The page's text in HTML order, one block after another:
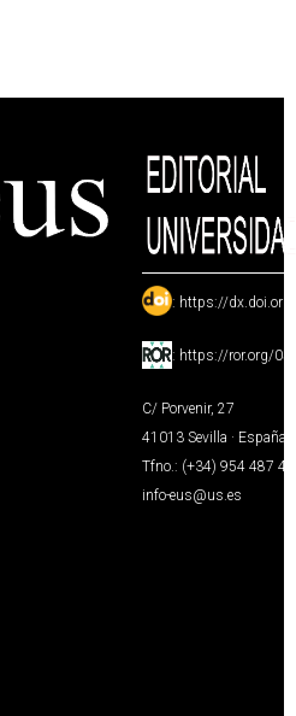
: https://
: https://ror.org/
C/ Porvenir, 27
41013 Sevilla · España
Tfno.: (+34) 954 487
info-eus@us.es